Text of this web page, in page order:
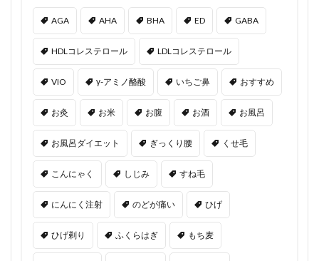
AGA AHA BHA ED GABA
HDLコレステロール LDLコレステロール
VIO γ-アミノ酪酸 いちご鼻 おすすめ
お灸 お米 お腹 お酒 お風呂
お風呂ダイエット ぎっくり腰 くせ毛
こんにゃく しじみ すね毛
にんにく注射 のどが痛い ひげ
ひげ剃り ふくらはぎ もち麦